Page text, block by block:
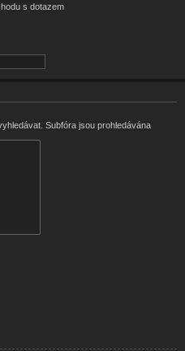
s dotazem
Subfóra jsou prohledávána